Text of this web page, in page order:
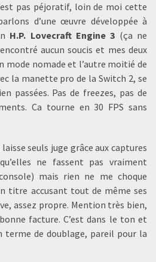
pas péjoratif, loin de moi cette
d’une œuvre développée à
H.P. Lovecraft Engine 3 (ça ne
aucun soucis et mes deux
mode nomade et l’autre moitié de
la manette pro de la Switch 2, se
passées. Pas de freezes, pas de
Ca tourne en 30 FPS sans
seuls juge grâce aux captures
ne fassent pas vraiment
mais rien ne me choque
titre accusant tout de même ses
assez propre. Mention très bien,
facture. C’est dans le ton et
terme de doublage, pareil pour la